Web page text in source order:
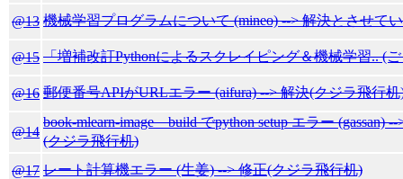
@13 機械学習プログラムについて (mineo) --> 解決とさせて
@15 「増補改訂Pythonによるスクレイピング＆機械学習.. (
@16 郵便番号APIがURLエラー (aifura) --> 解決(クジラ飛行机
@14
book-mlearn-image build でpython setup エラー
(クジラ飛行机)
@17 レート計算機エラー (生姜) --> 修正(クジラ飛行机)